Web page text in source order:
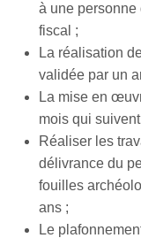
à une personne
fiscal ;
La réalisation
validée par un
La mise en
mois qui
Réaliser les
délivrance du
fouilles
ans ;
Le